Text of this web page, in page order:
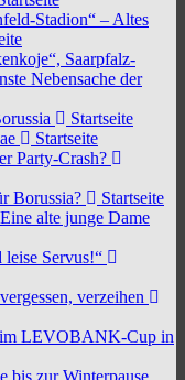
Stadion“ – Altes
Saarpfalz-
Nebensache der
Startseite
Startseite
Party-Crash?
Borussia?
Startseite
alte junge Dame
leise Servus!“
verzeihen
LEVOBANK-Cup in
bis zur Winterpause